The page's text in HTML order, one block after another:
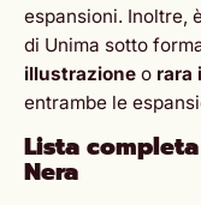
espansioni. Inoltre,
di Unima sotto
illustrazione o rara
entrambe le
Lista
Nera